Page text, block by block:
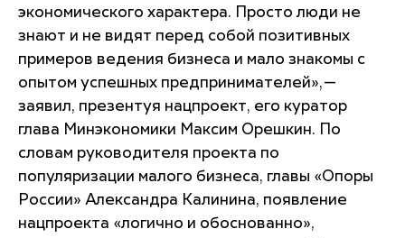
экономического характера. Просто люди не
знают и не видят перед собой позитивных
примеров ведения бизнеса и мало знакомы с
опытом успешных предпринимателей»,—
заявил, презентуя нацпроект, его куратор
глава Минэкономики Максим Орешкин. По
словам руководителя проекта по
популяризации малого бизнеса, главы «Опоры
России» Александра Калинина, появление
нацпроекта «логично и обоснованно»,